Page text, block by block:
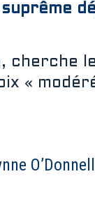
cherche
«